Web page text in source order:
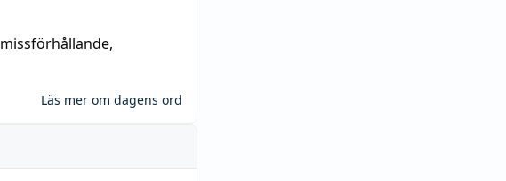
missförhållande,
Läs mer om dagens ord